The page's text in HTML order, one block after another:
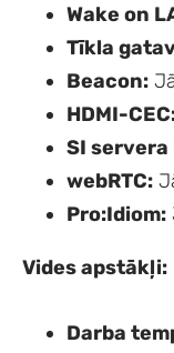
Wake on
Tīkla
Beacon:
HDMI-
SI
webRTC:
Pro:Idiom:
Vides apstākļi:
Darba